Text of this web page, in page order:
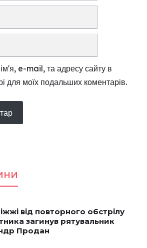
e-mail, та адресу сайту в
для моїх подальших коментарів.
від повторного обстрілу
загинув рятувальник
Продан